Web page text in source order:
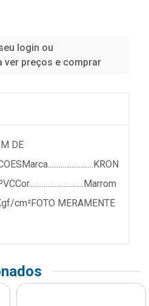
login ou
ver preços e comprar
DE
cm²FOTO MERAMENTE